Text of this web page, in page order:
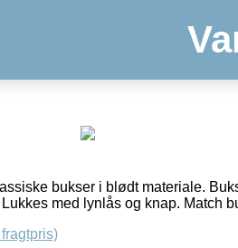
bukser i blødt materiale.
med lynlås og knap. Match